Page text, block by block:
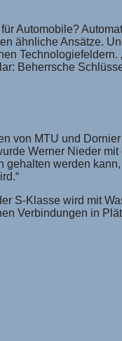
Automobile?
ähnliche Ansätze.
Beherrsche
von MTU und
Werner Nieder
werden
S-Klasse wird mit
Verbindungen in